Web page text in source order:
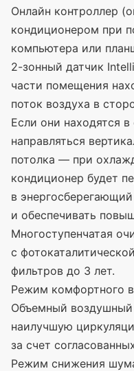
Онлайн контроллер
кондиционером при
компьютера или
2-зонный датчик
части помещения
поток воздуха в
Если они находятся
направляться
потолка — при
кондиционер будет
в
и обеспечивать
Многоступенчатая
с
фильтров до 3 лет.
Режим комфортного
Объемный воздушный
наилучшую
за счет
Режим снижения